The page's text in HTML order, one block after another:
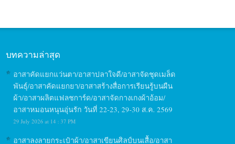
บทความล่าสุด
อาสาคัดแยกแว่นตา/อาสาปลาใจดี/อาสาจัดชุดเมล็ด
พันธุ์/อาสาคัดแยกยา/อาสาสร้างสื่อการเรียนรู้บนผืน
ผ้า/อาสาผลิตแฟลชการ์ด/อาสาจัดกางเกงผ้าอ้อม/
อาสาหมอนหนุนอุ่นรัก วันที่ 22-23, 29-30 ส.ค. 2569
29 July 2026 at 14 : 37 PM
อาสาลงลายกระเป๋าผ้า/อาสาเขียนศิลป์บนเสื้อ/อาสา